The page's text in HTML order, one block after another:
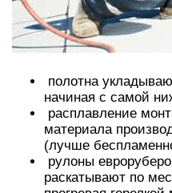
полотна
начиная с самой
расплавление
материала
(лучше
рулоны
раскатывают по